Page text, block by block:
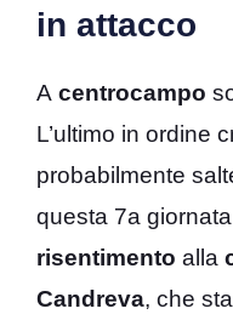
in attacco
A centrocampo
L’ultimo in ordine
probabilmente
questa 7a
risentimento alla
Candreva, che